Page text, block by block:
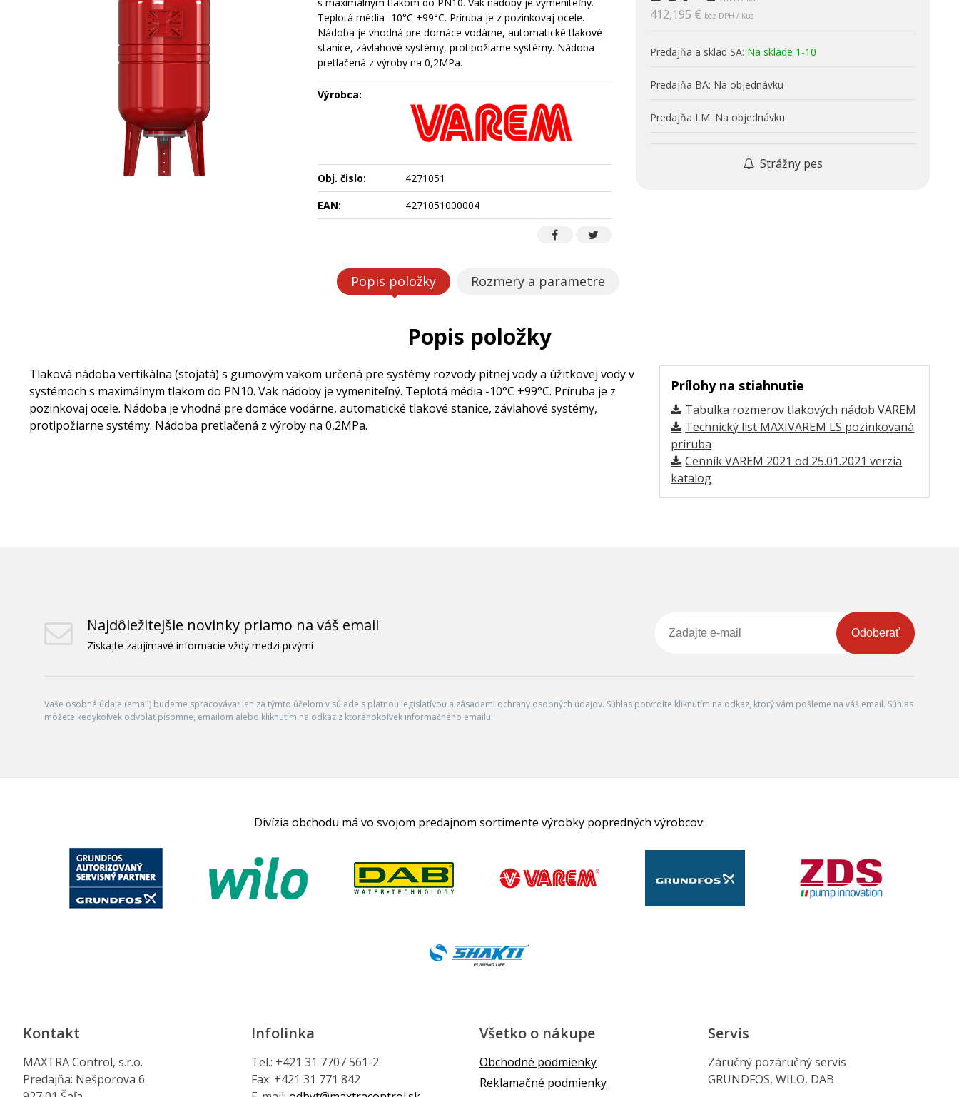
412,195 € bez DPH / Kus
Predajňa a sklad SA: Na sklade 1-10
Predajňa BA: Na objednávku
Predajňa LM: Na objednávku
Strážny pes
Teplotá média -10°C +99°C. Príruba je z pozinkovaj ocele.
Nádoba je vhodná pre domáce vodárne, automatické tlakové
stanice, závlahové systémy, protipožiarne systémy. Nádoba
pretlačená z výroby na 0,2MPa.
Výrobca:
Obj. čislo:
4271051
EAN:
4271051000004
Popis položky Rozmery a parametre
Popis položky
Prílohy na stiahnutie
Tabulka rozmerov tlakových nádob VAREM
Technický list MAXIVAREM LS pozinkovaná
príruba
Cenník VAREM 2021 od 25.01.2021 verzia
katalog
Tlaková nádoba vertikálna (stojatá) s gumovým vakom určená pre systémy rozvody pitnej vody a úžitkovej vody v
systémoch s maximálnym tlakom do PN10. Vak nádoby je vymeniteľný. Teplotá média -10°C +99°C. Príruba je z
pozinkovaj ocele. Nádoba je vhodná pre domáce vodárne, automatické tlakové stanice, závlahové systémy,
protipožiarne systémy. Nádoba pretlačená z výroby na 0,2MPa.
Najdôležitejšie novinky priamo na váš email
Získajte zaujímavé informácie vždy medzi prvými
Odoberať
Vaše osobné údaje (email) budeme spracovávať len za týmto účelom v súlade s platnou legislatívou a zásadami ochrany osobných údajov. Súhlas potvrdíte kliknutím na odkaz, ktorý vám pošleme na váš email. Súhlas
môžete kedykoľvek odvolať písomne, emailom alebo kliknutím na odkaz z ktoréhokoľvek informačného emailu.
Divízia obchodu má vo svojom predajnom sortimente výrobky popredných výrobcov:
Kontakt
MAXTRA Control, s.r.o.
Predajňa: Nešporova 6
Infolinka
Tel.: +421 31 7707 561-2
Fax: +421 31 771 842
Všetko o nákupe
Obchodné podmienky
Reklamačné podmienky
Servis
Záručný pozáručný servis
GRUNDFOS, WILO, DAB